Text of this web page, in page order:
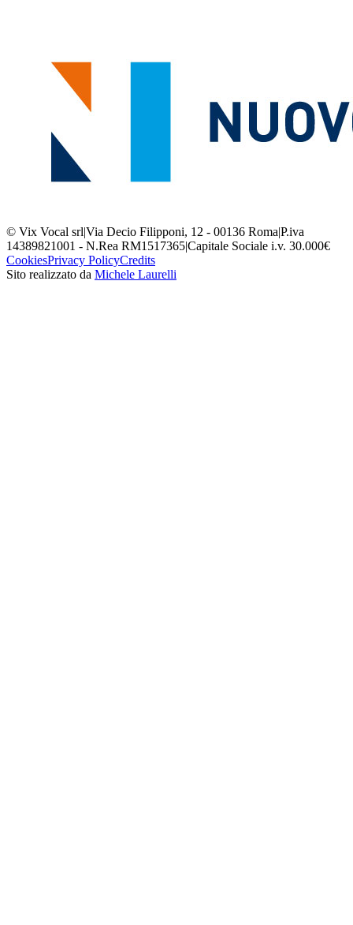
© Vix Vocal srl|Via Decio Filipponi, 12 - 00136 Roma|P.iva
14389821001 - N.Rea RM1517365|Capitale Sociale i.v. 30.000€
CookiesPrivacy PolicyCredits
Sito realizzato da Michele Laurelli